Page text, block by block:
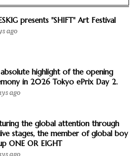
presents "SHIFT" Art Festival
ago
highlight of the opening
in 2026 Tokyo ePrix Day 2.
ago
the global attention through
stages, the member of global boy
ONE OR EIGHT